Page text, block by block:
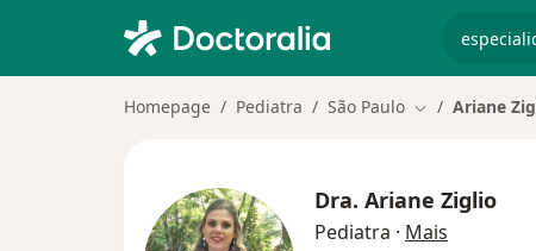
Homepage Pediatra São Paulo Mudar de
Ariane
Dra. Ariane Ziglio
Pediatra · Mais